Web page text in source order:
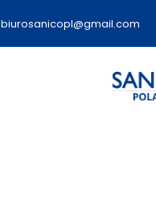
biurosanicopl@gmail.com​